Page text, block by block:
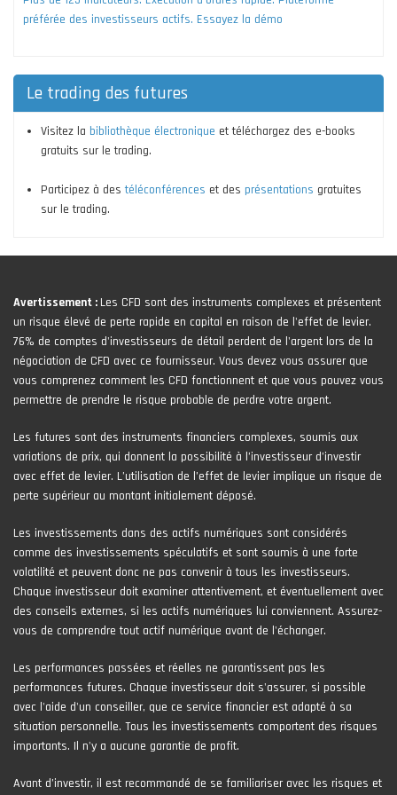
préférée des investisseurs actifs. Essayez la démo
Le trading des futures
Visitez la bibliothèque électronique et téléchargez des e-books
gratuits sur le trading.
Participez à destéléconférences et des présentations gratuites
sur le trading.
Avertissement : Les CFD sont des instruments complexes et présentent
un risque élevé de perte rapide en capital en raison de l'effet de levier.
76% de comptes d'investisseurs de détail perdent de l'argent lors de la
négociation de CFD avec ce fournisseur. Vous devez vous assurer que
vous comprenez comment les CFD fonctionnent et que vous pouvez vous
permettre de prendre le risque probable de perdre votre argent.
Les futures sont des instruments financiers complexes, soumis aux
variations de prix, qui donnent la possibilité à l’investisseur d’investir
avec effet de levier. L’utilisation de l’effet de levier implique un risque de
perte supérieur au montant initialement déposé.
Les investissements dans des actifs numériques sont considérés
comme des investissements spéculatifs et sont soumis à une forte
volatilité et peuvent donc ne pas convenir à tous les investisseurs.
Chaque investisseur doit examiner attentivement, et éventuellement avec
des conseils externes, si les actifs numériques lui conviennent. Assurez-
vous de comprendre tout actif numérique avant de l'échanger.
Les performances passées et réelles ne garantissent pas les
performances futures. Chaque investisseur doit s'assurer, si possible
avec l'aide d'un conseiller, que ce service financier est adapté à sa
situation personnelle. Tous les investissements comportent des risques
importants. Il n'y a aucune garantie de profit.
Avant d’investir, il est recommandé de se familiariser avec les risques et